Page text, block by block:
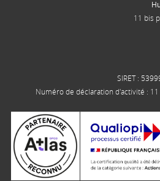
11 bis
SIRET :
Numéro de déclaration d'activité :